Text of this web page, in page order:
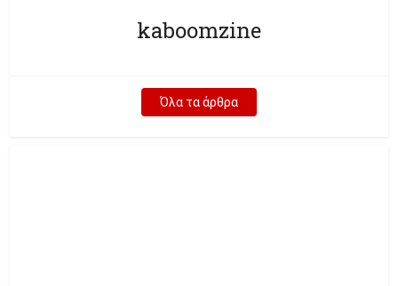
kaboomzine
Όλα τα άρθρα